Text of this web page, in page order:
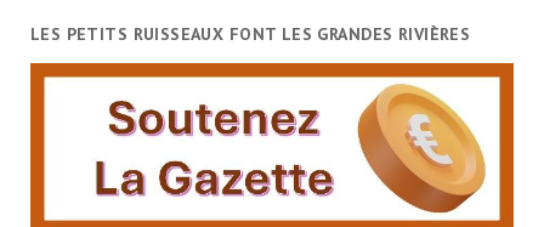
LES PETITS RUISSEAUX FONT LES GRANDES RIVIÈRES